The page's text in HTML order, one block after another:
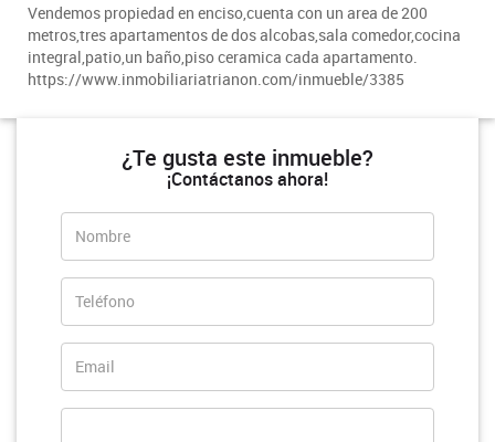
Vendemos propiedad en enciso,cuenta con un area de 200
metros,tres apartamentos de dos alcobas,sala comedor,cocina
integral,patio,un baño,piso ceramica cada apartamento.
https://www.inmobiliariatrianon.com/inmueble/3385
¿Te gusta este inmueble?
¡Contáctanos ahora!